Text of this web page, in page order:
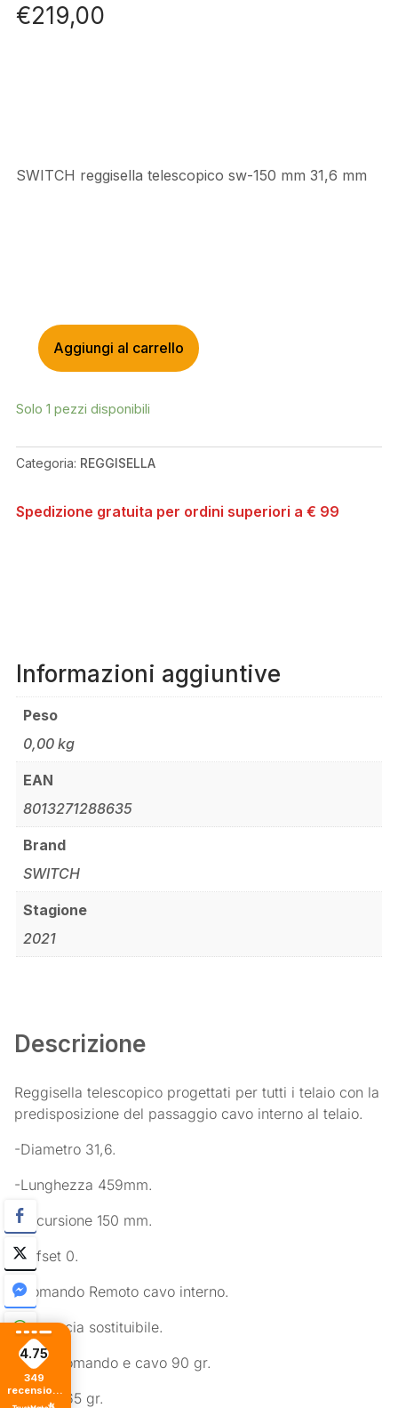
€219,00
SWITCH reggisella telescopico sw-150 mm 31,6 mm
SWITCH
REGGISELLA
SW-
MM
QUANTITÀ
Aggiungi al carrello
Solo 1 pezzi disponibili
Categoria: REGGISELLA
Spedizione gratuita per ordini superiori a € 99
Informazioni aggiuntive
Peso
0,00 kg
EAN
8013271288635
Brand
SWITCH
Stagione
2021
Descrizione
Reggisella telescopico progettati per tutti i telaio con la
predisposizione del passaggio cavo interno al telaio.
-Diametro 31,6.
-Lunghezza 459mm.
-Escursione 150 mm.
-Offset 0.
-Comando Remoto cavo interno.
-Cartuccia sostituibile.
-Peso comando e cavo 90 gr.
-Peso 565 gr.
4.75
349
recensioni
di tutti i